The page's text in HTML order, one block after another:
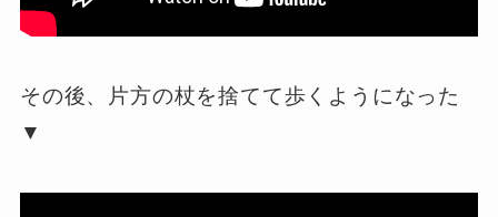
その後、片方の杖を捨てて歩くようになった
▼